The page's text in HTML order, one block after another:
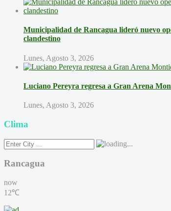
Municipalidad de Rancagua lideró nuevo
clandestino
Lunes, Agosto 3, 2026
Luciano Pereyra regresa a Gran Arena
Lunes, Agosto 3, 2026
Clima
Rancagua
now
12℃